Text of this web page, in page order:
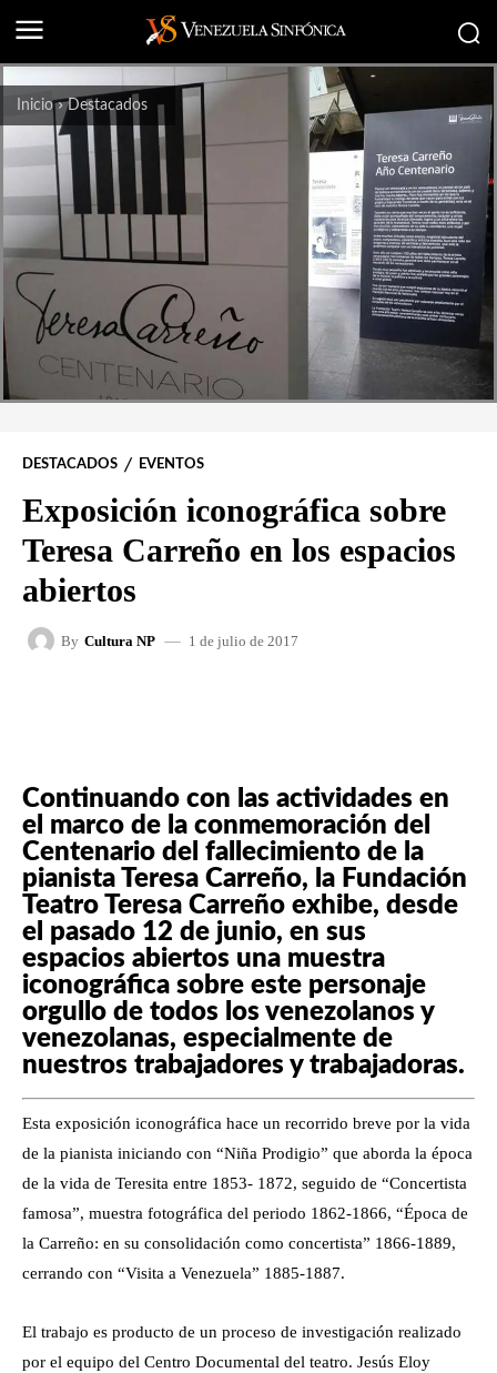
Inicio Destacados
DESTACADOS EVENTOS
Exposición iconográfica sobre
Teresa Carreño en los espacios
abiertos
By Cultura NP 1 de julio de 2017
Continuando con las actividades en
el marco de la conmemoración del
Centenario del fallecimiento de la
pianista Teresa Carreño, la Fundación
Teatro Teresa Carreño exhibe, desde
el pasado 12 de junio, en sus
espacios abiertos una muestra
iconográfica sobre este personaje
orgullo de todos los venezolanos y
venezolanas, especialmente de
nuestros trabajadores y trabajadoras.
Esta exposición iconográfica hace un recorrido breve por la vida
de la pianista iniciando con “Niña Prodigio” que aborda la época
de la vida de Teresita entre 1853- 1872, seguido de “Concertista
famosa”, muestra fotográfica del periodo 1862-1866, “Época de
la Carreño: en su consolidación como concertista” 1866-1889,
cerrando con “Visita a Venezuela” 1885-1887.
El trabajo es producto de un proceso de investigación realizado
por el equipo del Centro Documental del teatro. Jesús Eloy